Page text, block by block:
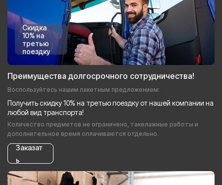
Скидка
10% на
третью
поездку
Преимущества долгосрочного сотрудничества!
Воспользуйтесь нашим пакетным предложением:
Получить скидку 10% на третью поездку от нашей компании на
любой вид транспорта!
Количество предметов не ограничено, такелажные работы и
дополнительное время оплачиваются отдельно.
Заказат
ь